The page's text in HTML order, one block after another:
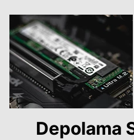
Depolama